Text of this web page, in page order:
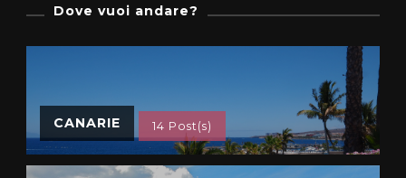
Dove vuoi andare?
CANARIE 14 Post(s)